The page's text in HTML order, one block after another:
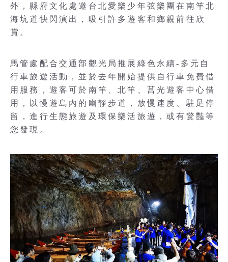
外，縣府文化處邀台北愛樂少年弦樂團在南竿北
海坑道快閃演出，吸引許多遊客和鄉親前往欣
賞。
馬管處配合交通部觀光局推展綠色永續-多元自
行車旅遊活動，並於去年開始提供自行車免費借
用服務，遊客可於南竿、北竿、莒光遊客中心借
用，以慢遊島內的幽靜步道，放慢速度、駐足停
留，進行生態旅遊及環保樂活旅遊，或有驚豔等
您發現。